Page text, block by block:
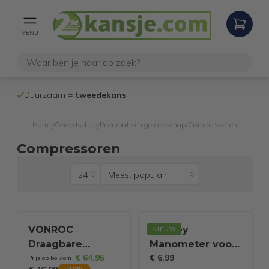
MENU
Duurzaam = tweedekans
Home/ Gereedschap/ Pneumatisch gereedschap/ Compressoren
Compressoren
VONROC
Draagbare
Compressor –
Prijs op bol.com € 64,95
NIEUW
Stanley
Manometer voor
reduceerventiel
€ 6,99